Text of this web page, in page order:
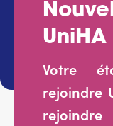
compte
l'utilisateur
Qui sommes-
Programmes
UniHA
Votre
rejoindre